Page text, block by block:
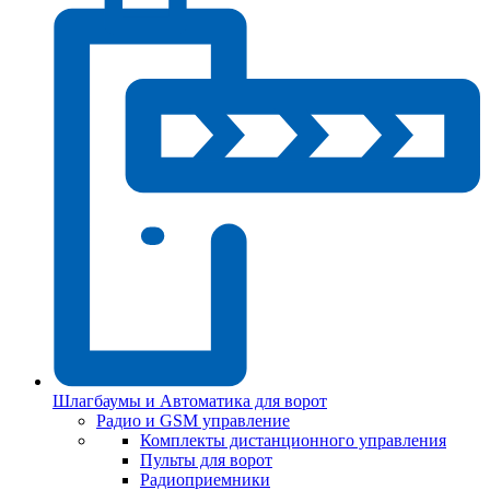
Шлагбаумы и Автоматика для ворот
Радио и GSM управление
Комплекты дистанционного управления
Пульты для ворот
Радиоприемники